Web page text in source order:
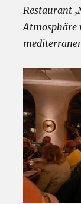
Restaurant
Atmosphäre